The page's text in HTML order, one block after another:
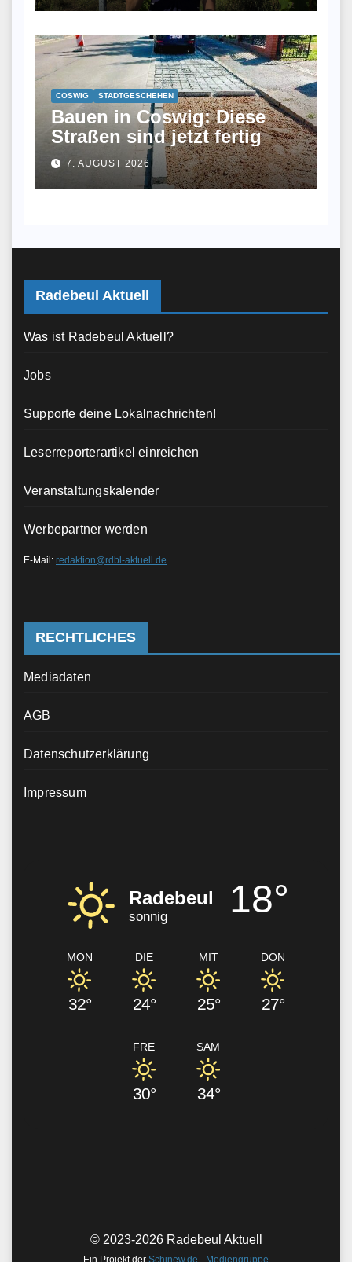
Winzerin
COSWIG STADTGESCHEHEN
Bauen in Coswig: Diese
Straßen sind jetzt fertig
7. AUGUST 2026
Radebeul Aktuell
Was ist Radebeul Aktuell?
Jobs
Supporte deine Lokalnachrichten!
Leserreporterartikel einreichen
Veranstaltungskalender
Werbepartner werden
E-Mail: redaktion@rdbl-aktuell.de
RECHTLICHES
Mediadaten
AGB
Datenschutzerklärung
Impressum
Radebeul
sonnig 18°
MON
32°
DIE
24°
MIT
25°
DON
27°
FRE
30°
SAM
34°
© 2023-2026 Radebeul Aktuell
Ein Projekt der Schinew.de - Mediengruppe